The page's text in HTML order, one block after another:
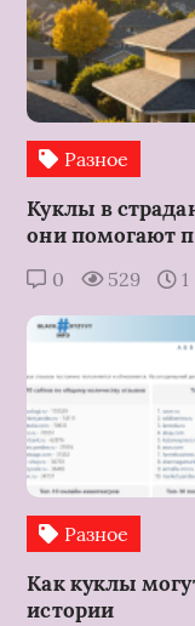
Разное
Куклы в
они помогают
0 529
Разное
Как куклы
истории